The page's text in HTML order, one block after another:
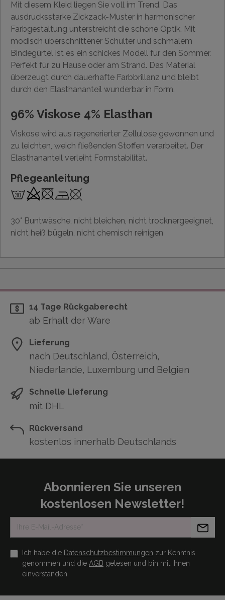
Mit diesem Kleid liegen Sie voll im Trend. Das
ausdrucksstarke Zickzack-Muster in harmonischer
Farbgestaltung unterstreicht die schöne Optik. Mit
modisch überschnittener Schulter und schmalem
Bindegürtel ist es ein schickes Modell für den Sommer.
Perfekt für zu Hause oder am Strand. Das Material
überzeugt durch dauerhafte Farbbrillanz und bleibt
durch den Elasthananteil wunderbar in Form.
96% Viskose 4% Elasthan
Viskose wird aus regenerierter Zellulose gewonnen und
zu leichten, weich fließenden Stoffen verarbeitet. Der
Elasthananteil verleiht Formstabilität.
Pflegeanleitung
30° Buntwäsche, nicht bleichen, nicht trocknergeeignet,
nicht heiß bügeln, nicht chemisch reinigen
14 Tage Rückgaberecht
ab Erhalt der Ware
Lieferung
nach Deutschland, Österreich,
Niederlande, Luxemburg und Belgien
Schnelle Lieferung
mit DHL
Rückversand
kostenlos innerhalb Deutschlands
Abonnieren Sie unseren
kostenlosen Newsletter!
Ich habe die Datenschutzbestimmungen zur Kenntnis
genommen und die AGB gelesen und bin mit ihnen
einverstanden.